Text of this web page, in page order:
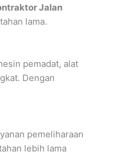
Jalan
lama.
pemadat, alat
Dengan
pemeliharaan
lebih lama